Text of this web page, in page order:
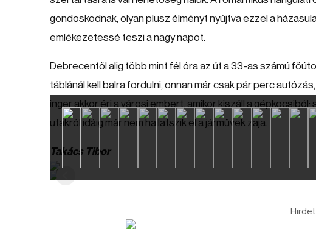
gondoskodnak, olyan plusz élményt nyújtva ezzel a
emlékezetessé teszi a nagy napot.
Debrecentől alig több mint fél óra az út a 33-as számú
táblánál kell balra fordulni, onnan már csak pár perc
inger akkor éri a városi embert, amikor kiszáll a
utakról idáig már nem hallatszik el a járművek zaja.
Takács Tibor